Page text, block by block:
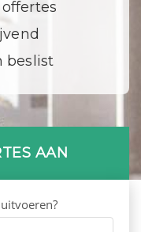
beslist
AAN